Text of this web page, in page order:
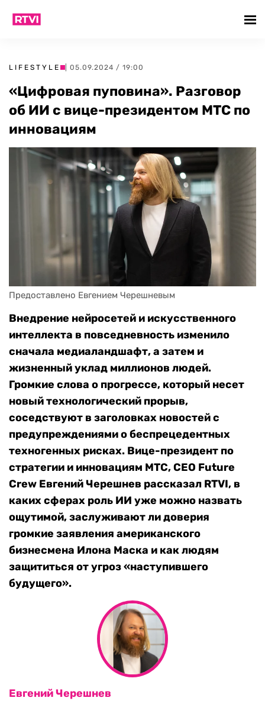
LIFESTYLE | 05.09.2024 / 19:00
«Цифровая пуповина». Разговор
об ИИ с вице-президентом МТС по
инновациям
Предоставлено Евгением Черешневым
Внедрение нейросетей и искусственного
интеллекта в повседневность изменило
сначала медиаландшафт, а затем и
жизненный уклад миллионов людей.
Громкие слова о прогрессе, который несет
новый технологический прорыв,
соседствуют в заголовках новостей с
предупреждениями о беспрецедентных
техногенных рисках. Вице-президент по
стратегии и инновациям МТС, CEO Future
Crew Евгений Черешнев рассказал RTVI, в
каких сферах роль ИИ уже можно назвать
ощутимой, заслуживают ли доверия
громкие заявления американского
бизнесмена Илона Маска и как людям
защититься от угроз «наступившего
будущего».
Евгений Черешнев